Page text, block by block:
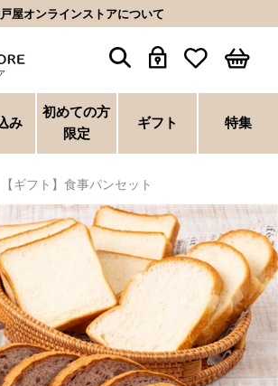
屋オンラインストアについて
み
初めての方
限定
ギフト 特集
【ギフト】食事パンセット